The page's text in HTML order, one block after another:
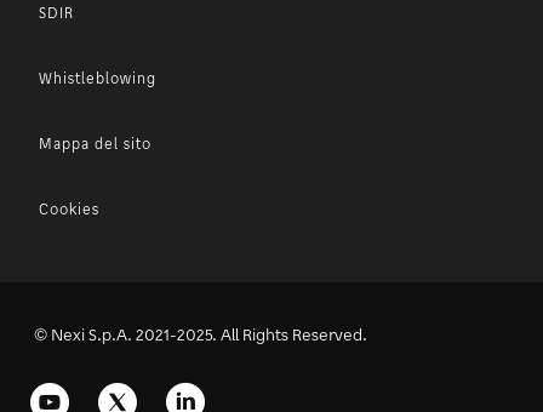
SDIR
Whistleblowing
Mappa del sito
Cookies
© Nexi S.p.A. 2021-2025. All Rights Reserved.